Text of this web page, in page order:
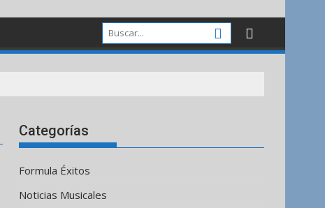
Categorías
Formula Éxitos
Noticias Musicales